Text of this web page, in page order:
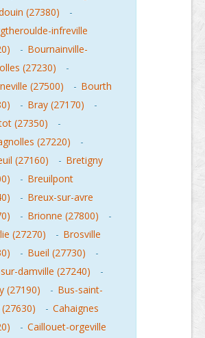
(27380)
-
infreville
- Bournainville-
(27230)
-
(27500)
- Bourth
- Bray (27170)
-
(27350)
-
(27220)
-
(27160)
- Bretigny
- Breuilpont
- Breux-sur-avre
- Brionne (27800)
-
(27270)
- Brosville
- Bueil (27730)
-
damville (27240)
-
(27190)
- Bus-saint-
- Cahaignes
- Caillouet-orgeville